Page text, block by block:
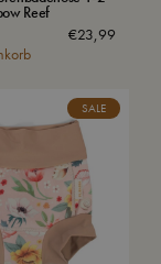
Reef
€23,99
SALE